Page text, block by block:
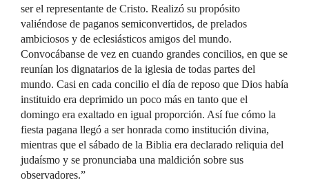
ser el representante de Cristo. Realizó su propósito
valiéndose de paganos semiconvertidos, de prelados
ambiciosos y de eclesiásticos amigos del mundo.
Convocábanse de vez en cuando grandes concilios, en que se
reunían los dignatarios de la iglesia de todas partes del
mundo. Casi en cada concilio el día de reposo que Dios había
instituido era deprimido un poco más en tanto que el
domingo era exaltado en igual proporción. Así fue cómo la
fiesta pagana llegó a ser honrada como institución divina,
mientras que el sábado de la Biblia era declarado reliquia del
judaísmo y se pronunciaba una maldición sobre sus
observadores.”